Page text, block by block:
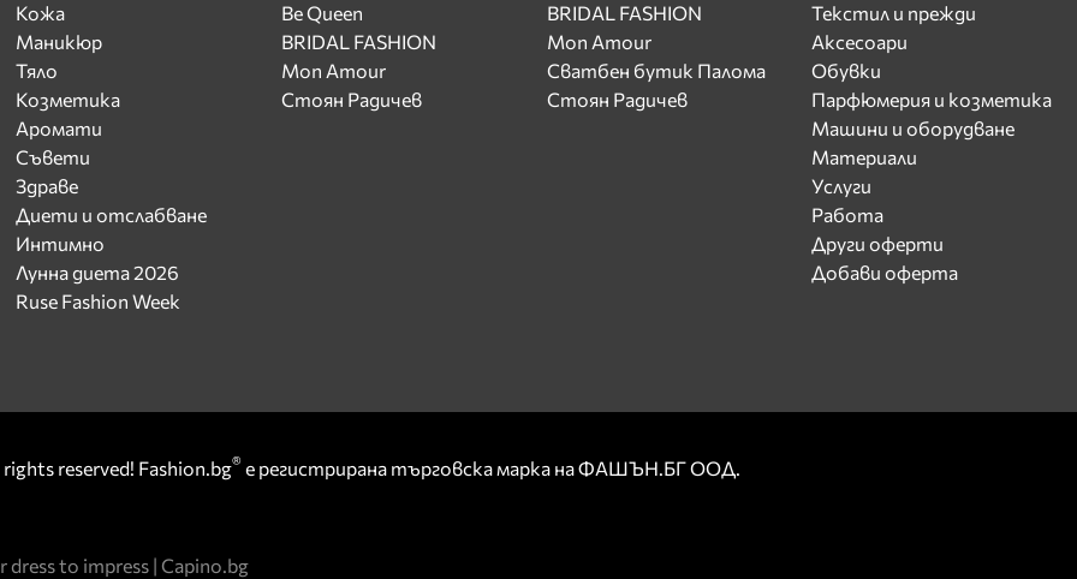
Кожа
Маникюр
Тяло
Козметика
Аромати
Съвети
Здраве
Диети и отслабване
Интимно
Лунна диета 2026
Ruse Fashion Week
Be Queen
BRIDAL FASHION
Mon Amour
Стоян Радичев
BRIDAL FASHION
Mon Amour
Сватбен бутик Палома
Стоян Радичев
Текстил и прежди
Аксесоари
Обувки
Парфюмерия и козметика
Машини и оборудване
Материали
Услуги
Работа
Други оферти
Добави оферта
reserved! Fashion.bg® е регистрирана търговска марка на ФАШЪН.БГ ООД.
dress to impress | Capino.bg